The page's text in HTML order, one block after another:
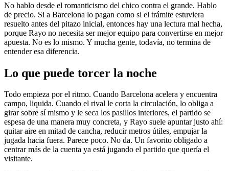
No hablo desde el romanticismo del chico contra el grande. Hablo
de precio. Si a Barcelona lo pagan como si el trámite estuviera
resuelto antes del pitazo inicial, entonces hay una lectura mal hecha,
porque Rayo no necesita ser mejor equipo para convertirse en mejor
apuesta. No es lo mismo. Y mucha gente, todavía, no termina de
entender esa diferencia.
Lo que puede torcer la noche
Todo empieza por el ritmo. Cuando Barcelona acelera y encuentra
campo, liquida. Cuando el rival le corta la circulación, lo obliga a
girar sobre sí mismo y le seca los pasillos interiores, el partido se
espesa de una manera muy concreta, y Rayo suele apuntar justo ahí:
quitar aire en mitad de cancha, reducir metros útiles, empujar la
jugada hacia fuera. Parece poco. No da. Un favorito obligado a
centrar más de la cuenta ya está jugando el partido que quería el
visitante.